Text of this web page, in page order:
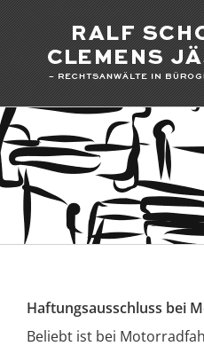
springen
Haftungsausschluss bei
Beliebt ist bei